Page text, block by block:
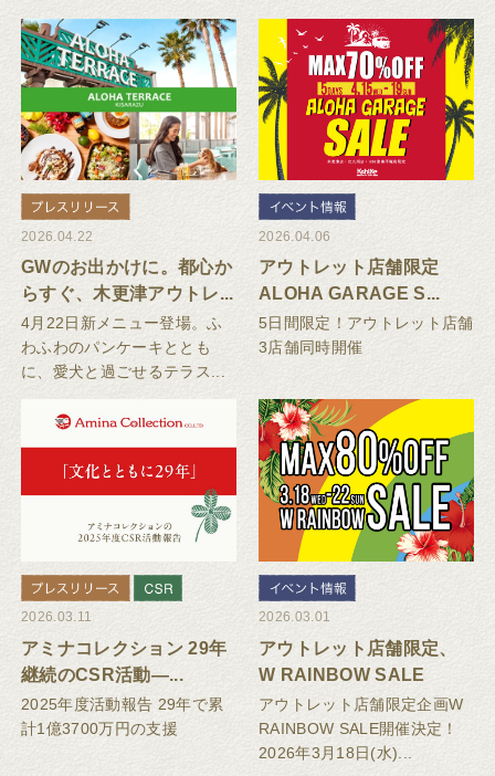
2026.04.22
GWのお出かけに。都心か
らすぐ、木更津アウトレ...
4月22日新メニュー登場。ふ
わふわのパンケーキととも
に、愛犬と過ごせるテラス...
2026.04.06
アウトレット店舗限定
ALOHA GARAGE S...
5日間限定！アウトレット店舗
3店舗同時開催
2026.03.11
アミナコレクション 29年
継続のCSR活動―...
2025年度活動報告 29年で累
計1億3700万円の支援
2026.03.01
アウトレット店舗限定、
W RAINBOW SALE
3/18...
アウトレット店舗限定企画W
RAINBOW SALE開催決定！
2026年3月18日(水)...